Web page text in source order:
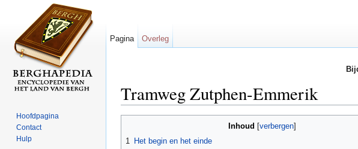
Tramweg Zutphen-Emmerik
Inhoud verbergen]
1 Het begin en het einde
Pagina Overleg
Hoofdpagina
Contact
Hulp